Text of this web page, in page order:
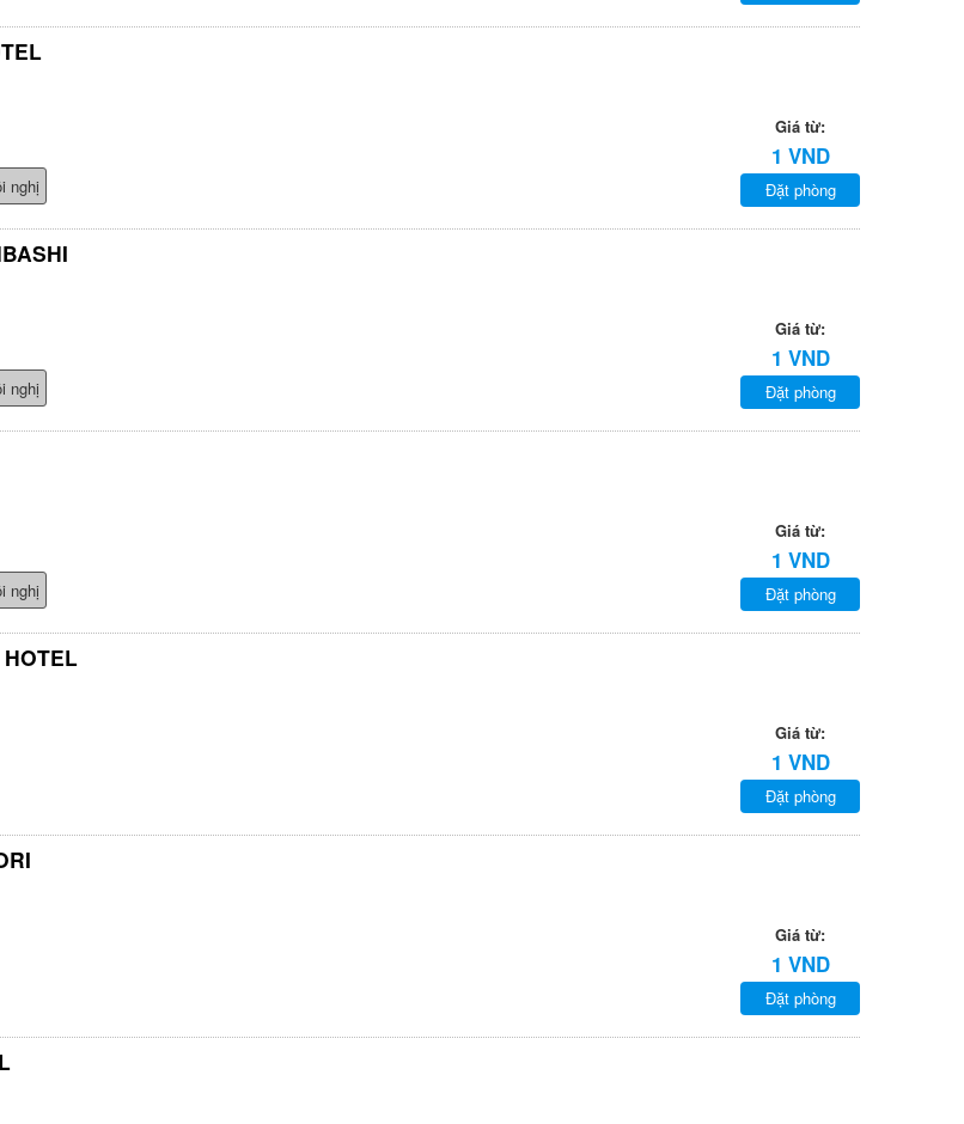
nghị
Giá từ:
1 VND
Đặt phòng
nghị
Giá từ:
1 VND
Đặt phòng
nghị
Giá từ:
1 VND
Đặt phòng
Giá từ:
1 VND
Đặt phòng
Giá từ:
1 VND
Đặt phòng